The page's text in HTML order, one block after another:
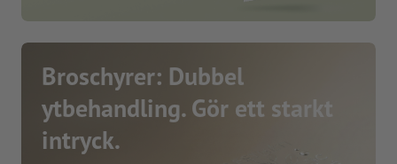
Broschyrer: Dubbel
ytbehandling. Gör ett starkt
intryck.